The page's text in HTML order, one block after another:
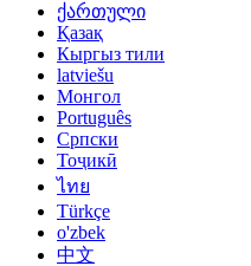
ქართული
Қазақ
Кыргыз тили
latviešu
Монгол
Português
Српски
Тоҷикӣ
ไทย
Türkçe
o'zbek
中文